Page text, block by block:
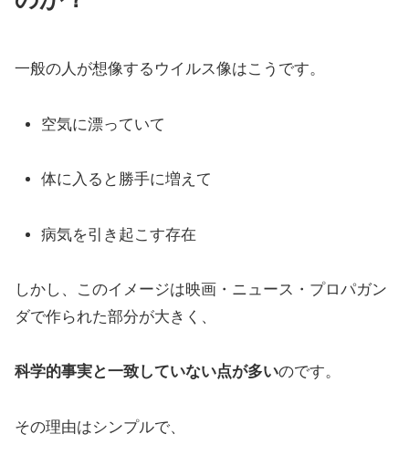
一般の人が想像するウイルス像はこうです。
空気に漂っていて
体に入ると勝手に増えて
病気を引き起こす存在
しかし、このイメージは映画・ニュース・プロパガン
ダで作られた部分が大きく、
科学的事実と一致していない点が多いのです。
その理由はシンプルで、